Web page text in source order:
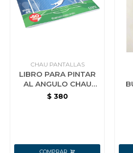
CHAU PANTALLAS
LIBRO PARA PINTAR
AL ANGULO CHAU
PANTALLA
$ 380